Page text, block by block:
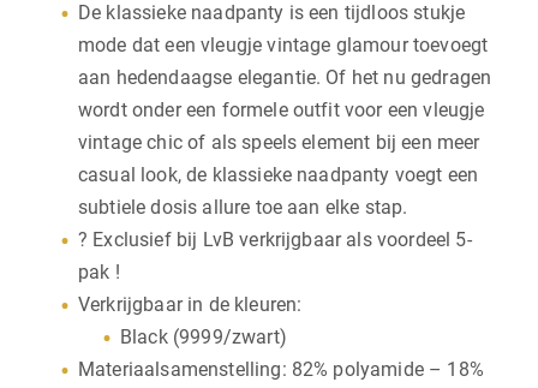
De klassieke naadpanty is een tijdloos stukje
mode dat een vleugje vintage glamour toevoegt
aan hedendaagse elegantie. Of het nu gedragen
wordt onder een formele outfit voor een vleugje
vintage chic of als speels element bij een meer
casual look, de klassieke naadpanty voegt een
subtiele dosis allure toe aan elke stap.
? Exclusief bij LvB verkrijgbaar als voordeel 5-
pak !
Verkrijgbaar in de kleuren:
Black (9999/zwart)
Materiaalsamenstelling: 82% polyamide – 18%